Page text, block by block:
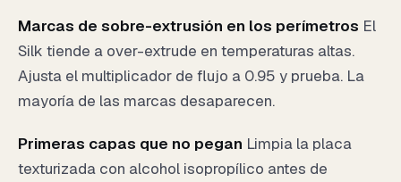
Marcas de sobre-extrusión en los perímetros El
Silk tiende a over-extrude en temperaturas altas.
Ajusta el multiplicador de flujo a 0.95 y prueba. La
mayoría de las marcas desaparecen.
Primeras capas que no pegan Limpia la placa
texturizada con alcohol isopropílico antes de